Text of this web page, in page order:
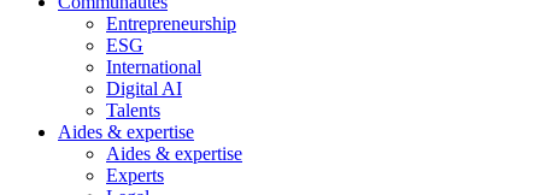
Entrepreneurship
ESG
International
Digital AI
Talents
Aides & expertise
Aides & expertise
Experts